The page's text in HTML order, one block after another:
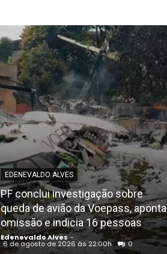
EDENEVALDO ALVES
PF conclui investigação sobre
queda de avião da Voepass, aponta
omissão e indicia 16 pessoas
Edenevaldo Alves -
6 de agosto de 2026 às 22:00h 0